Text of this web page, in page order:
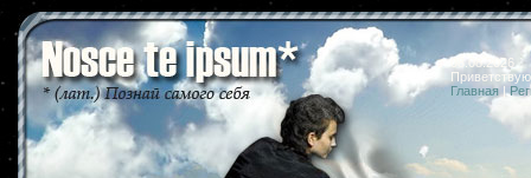
08.08.2026
Главная |